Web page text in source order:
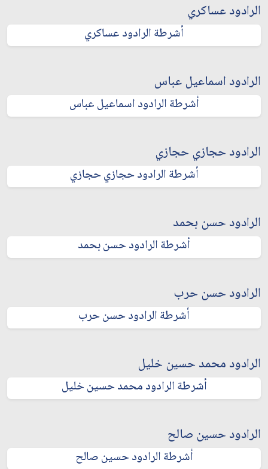
الرادود عساكري
أشرطة الرادود عساكري
الرادود اسماعيل عباس
أشرطة الرادود اسماعيل عباس
الرادود حجازي حجازي
أشرطة الرادود حجازي حجازي
الرادود حسن بحمد
أشرطة الرادود حسن بحمد
الرادود حسن حرب
أشرطة الرادود حسن حرب
الرادود محمد حسين خليل
أشرطة الرادود محمد حسين خليل
الرادود حسين صالح
أشرطة الرادود حسين صالح